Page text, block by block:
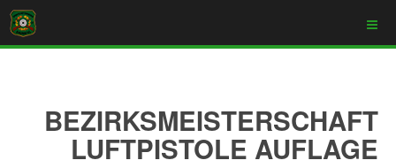
BEZIRKSMEISTERSCHAFT
LUFTPISTOLE AUFLAGE